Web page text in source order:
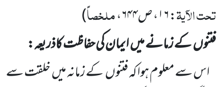
تحت الآیۃ: ۱۶، ص۶۴۴، ملخصاً)
فتنوںکے زمانے میںایمان کی حفاظت کاذریعہ:
اس سے معلوم ہوا کہ فتنوںکے زمانہ میںخلقت سے